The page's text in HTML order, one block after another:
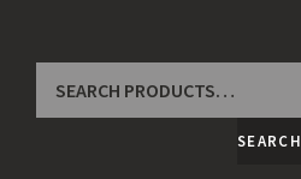
FOR:
SEARCH